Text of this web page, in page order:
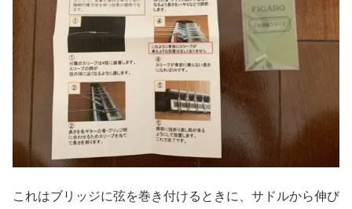
これはブリッジに弦を巻き付けるときに、サドルから伸び